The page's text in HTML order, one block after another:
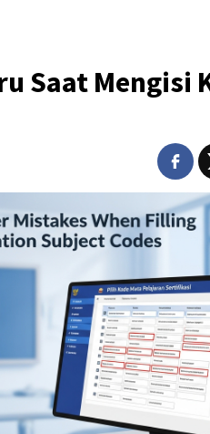
Saat Mengisi